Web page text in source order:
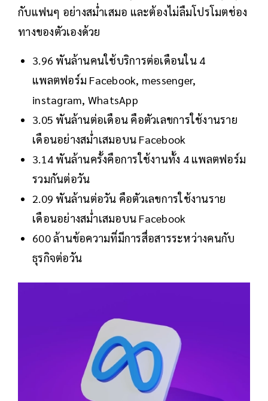
กับแฟนๆ อย่างสม่ำเสมอ และต้องไม่ลืมโปรโมตช่อง
ทางของตัวเองด้วย
3.96 พันล้านคนใช้บริการต่อเดือนใน 4
แพลตฟอร์ม Facebook, messenger,
instagram, WhatsApp
3.05 พันล้านต่อเดือน คือตัวเลขการใช้งานราย
เดือนอย่างสม่ำเสมอบน Facebook
3.14 พันล้านครั้งคือการใช้งานทั้ง 4 แพลตฟอร์ม
รวมกันต่อวัน
2.09 พันล้านต่อวัน คือตัวเลขการใช้งานราย
เดือนอย่างสม่ำเสมอบน Facebook
600 ล้านข้อความที่มีการสื่อสารระหว่างคนกับ
ธุรกิจต่อวัน